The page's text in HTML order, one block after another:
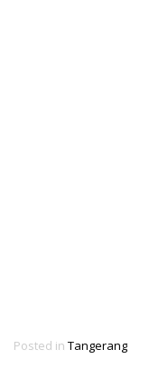
Posted in Tangerang